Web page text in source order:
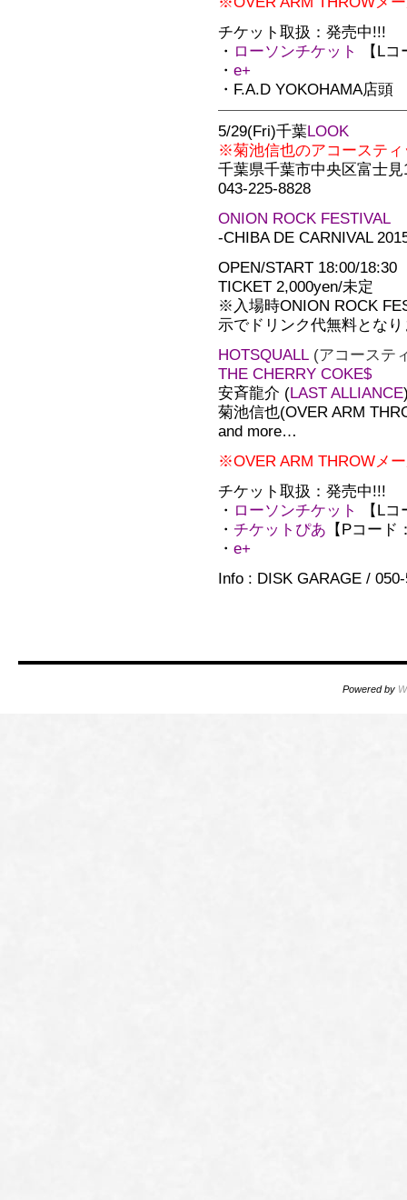
チケット取扱：発売中!!!
・ ローソンチケット
【L
・ e+
・F.A.D YOKOHAMA店頭
5/29(Fri)千葉LOOK
※菊池信也のアコーステ
千葉県千葉市中央区富士見
043-225-8828
ONION ROCK FESTIVAL
-CHIBA DE CARNIVAL
OPEN/START 18:00/18:30
TICKET 2,000yen/未定
※入場時ONION ROCK
示でドリンク代無料とな
HOTSQUALL (アコーステ
THE CHERRY COKE$
安斉龍介 (LAST ALLIANCE
菊池信也(OVER ARM
and more…
※OVER ARM THROWメ
チケット取扱：発売中!!!
・ ローソンチケット
【L
・ チケットぴあ 【Pコード
・ e+
Info : DISK GARAGE /
Powered by